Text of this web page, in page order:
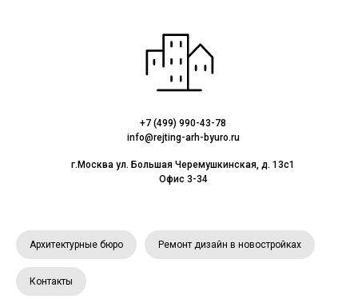
+7 (499) 990-43-78
info@rejting-arh-byuro.ru
г.Москва ул. Большая Черемушкинская, д. 13с1
Офис 3-34
Архитектурные бюро Ремонт дизайн в новостройках
Контакты